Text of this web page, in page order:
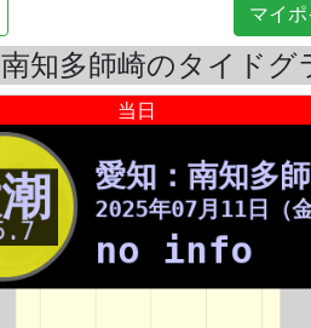
マイ
知多師崎のタイドグ
当日